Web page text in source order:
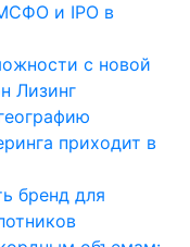
и IPO в
с новой
Лизинг
приходит в
бренд для